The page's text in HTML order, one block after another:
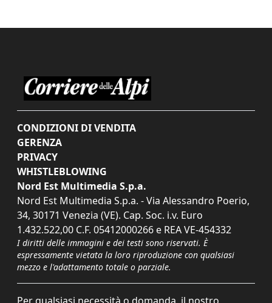
CONDIZIONI DI VENDITA
GERENZA
PRIVACY
WHISTLEBLOWING
Nord Est Multimedia S.p.a.
Nord Est Multimedia S.p.a. - Via Alessandro Poerio,
34, 30171 Venezia (VE). Cap. Soc. i.v. Euro
1.432.522,00 C.F. 05412000266 e REA VE-454332
I diritti delle immagini e dei testi sono riservati. È
espressamente vietata la loro riproduzione con qualsiasi
mezzo e l'adattamento totale o parziale.